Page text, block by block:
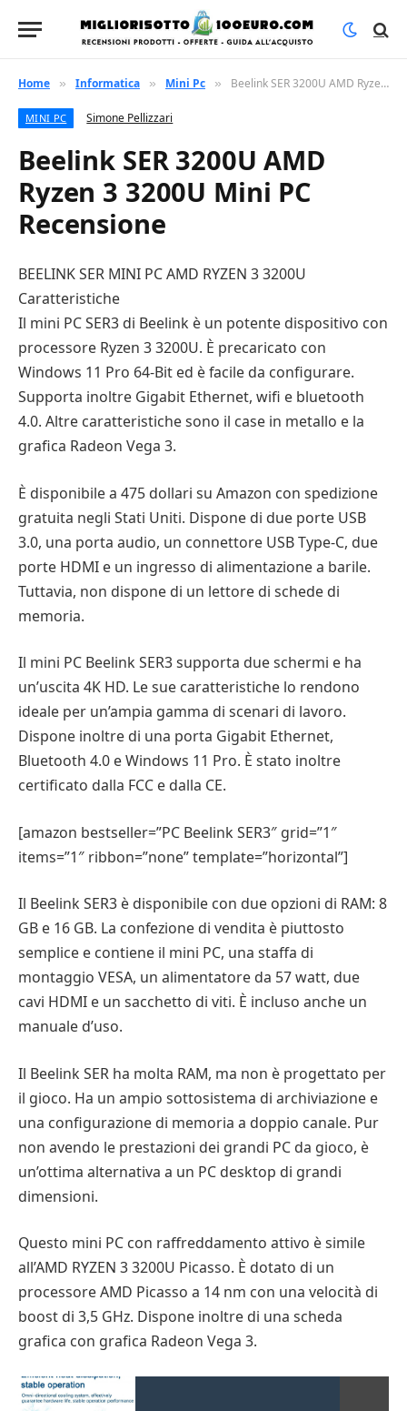
Home » Informatica » Mini Pc » Beelink SER 3200U AMD Ryzen 3 3200U Mini PC Recensione
MINI PC Simone Pellizzari
Beelink SER 3200U AMD
Ryzen 3 3200U Mini PC
Recensione
BEELINK SER MINI PC AMD RYZEN 3 3200U
Caratteristiche
Il mini PC SER3 di Beelink è un potente dispositivo con
processore Ryzen 3 3200U. È precaricato con
Windows 11 Pro 64-Bit ed è facile da configurare.
Supporta inoltre Gigabit Ethernet, wifi e bluetooth
4.0. Altre caratteristiche sono il case in metallo e la
grafica Radeon Vega 3.
È disponibile a 475 dollari su Amazon con spedizione
gratuita negli Stati Uniti. Dispone di due porte USB
3.0, una porta audio, un connettore USB Type-C, due
porte HDMI e un ingresso di alimentazione a barile.
Tuttavia, non dispone di un lettore di schede di
memoria.
Il mini PC Beelink SER3 supporta due schermi e ha
un’uscita 4K HD. Le sue caratteristiche lo rendono
ideale per un’ampia gamma di scenari di lavoro.
Dispone inoltre di una porta Gigabit Ethernet,
Bluetooth 4.0 e Windows 11 Pro. È stato inoltre
certificato dalla FCC e dalla CE.
[amazon bestseller=”PC Beelink SER3″ grid=”1″
items=”1″ ribbon=”none” template=”horizontal”]
Il Beelink SER3 è disponibile con due opzioni di RAM: 8
GB e 16 GB. La confezione di vendita è piuttosto
semplice e contiene il mini PC, una staffa di
montaggio VESA, un alimentatore da 57 watt, due
cavi HDMI e un sacchetto di viti. È incluso anche un
manuale d’uso.
Il Beelink SER ha molta RAM, ma non è progettato per
il gioco. Ha un ampio sottosistema di archiviazione e
una configurazione di memoria a doppio canale. Pur
non avendo le prestazioni dei grandi PC da gioco, è
un’ottima alternativa a un PC desktop di grandi
dimensioni.
Questo mini PC con raffreddamento attivo è simile
all’AMD RYZEN 3 3200U Picasso. È dotato di un
processore AMD Picasso a 14 nm con una velocità di
boost di 3,5 GHz. Dispone inoltre di una scheda
grafica con grafica Radeon Vega 3.